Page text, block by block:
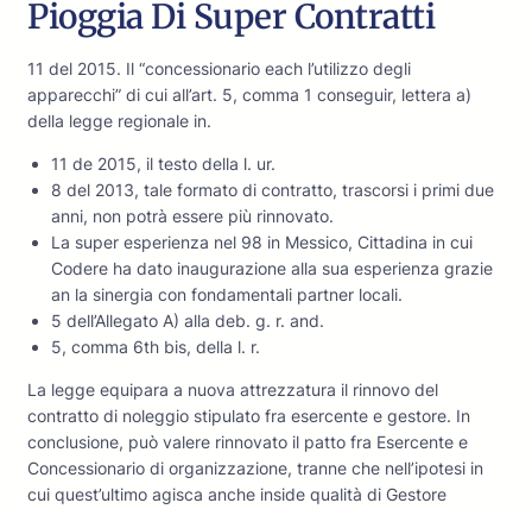
Pioggia Di Super Contratti
11 del 2015. Il “concessionario each l’utilizzo degli
apparecchi” di cui all’art. 5, comma 1 conseguir, lettera a)
della legge regionale in.
11 de 2015, il testo della l. ur.
8 del 2013, tale formato di contratto, trascorsi i primi due
anni, non potrà essere più rinnovato.
La super esperienza nel 98 in Messico, Cittadina in cui
Codere ha dato inaugurazione alla sua esperienza grazie
an la sinergia con fondamentali partner locali.
5 dell’Allegato A) alla deb. g. r. and.
5, comma 6th bis, della l. r.
La legge equipara a nuova attrezzatura il rinnovo del
contratto di noleggio stipulato fra esercente e gestore. In
conclusione, può valere rinnovato il patto fra Esercente e
Concessionario di organizzazione, tranne che nell’ipotesi in
cui quest’ultimo agisca anche inside qualità di Gestore